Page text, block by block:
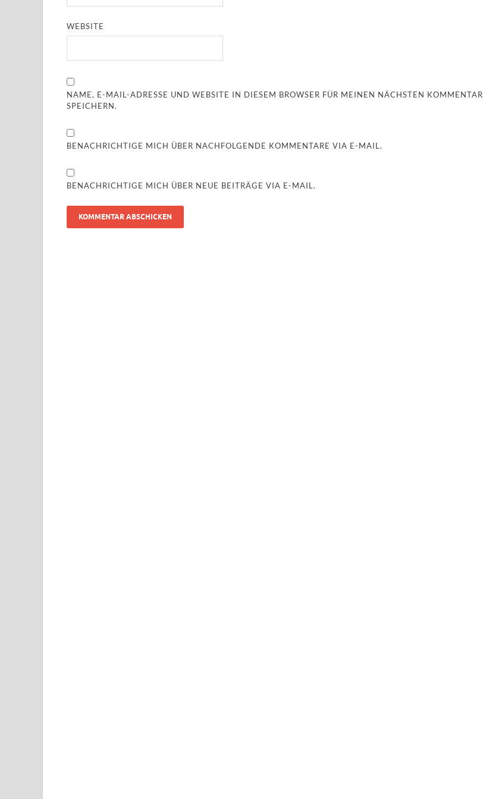
WEBSITE
NAME, E-MAIL-ADRESSE UND WEBSITE IN DIESEM BROWSER FÜR MEINEN NÄCHSTEN KOMMENTAR
SPEICHERN.
BENACHRICHTIGE MICH ÜBER NACHFOLGENDE KOMMENTARE VIA E-MAIL.
BENACHRICHTIGE MICH ÜBER NEUE BEITRÄGE VIA E-MAIL.